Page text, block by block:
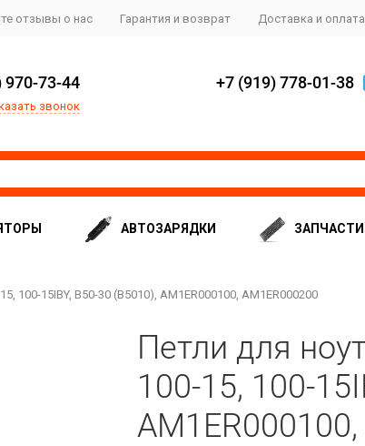
отзывы о нас Гарантия и возврат Доставка и оплата
970-73-44
звонок
+7 (919) 778-01-38
АВТОЗАРЯДКИ
100-15IBY, B50-30 (B5010), AM1ER000100, AM1ER000200
Петли для
100-15, 100-